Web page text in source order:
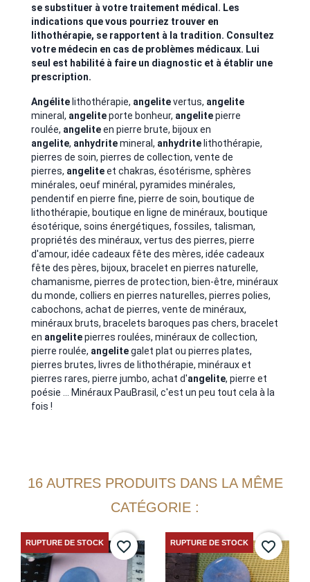
se substituer à votre traitement médical. Les
indications que vous pourriez trouver en
lithothérapie, se rapportent à la tradition. Consultez
votre médecin en cas de problèmes médicaux. Lui
seul est habilité à faire un diagnostic et à établir une
prescription.
Angélite lithothérapie, angelitevertus, angelite
mineral, angeliteporte bonheur, angelitepierre
roulée, angeliteen pierre brute, bijoux en
angelite, anhydritemineral, anhydrite lithothérapie,
pierres de soin, pierres de collection, vente de
pierres, angeliteet chakras, ésotérisme, sphères
minérales, oeuf minéral, pyramides minérales,
pendentif en pierre fine, pierre de soin, boutique de
lithothérapie, boutique en ligne de minéraux, boutique
ésotérique, soins énergétiques, fossiles, talisman,
propriétés des minéraux, vertus des pierres, pierre
d'amour, idée cadeaux fête des mères, idée cadeaux
fête des pères, bijoux, bracelet en pierres naturelle,
chamanisme, pierres de protection, bien-être, minéraux
du monde, colliers en pierres naturelles, pierres polies,
cabochons, achat de pierres, vente de minéraux,
minéraux bruts, bracelets baroques pas chers, bracelet
en angelitepierres roulées, minéraux de collection,
pierre roulée, angelitegalet plat ou pierres plates,
pierres brutes, livres de lithothérapie, minéraux et
pierres rares, pierre jumbo, achat d'angelite, pierre et
poésie ... Minéraux PauBrasil, c'est un peu tout cela à la
fois !
16 AUTRES PRODUITS DANS LA MÊME
CATÉGORIE :
RUPTURE DE STOCK favorite_border RUPTURE DE STOCK favorite_border